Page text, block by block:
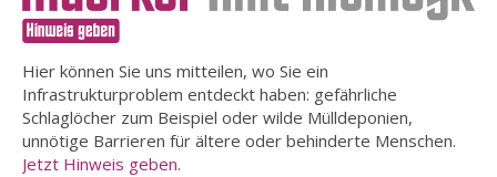
Hier können Sie uns mitteilen, wo Sie ein
Infrastrukturproblem entdeckt haben: gefährliche
Schlaglöcher zum Beispiel oder wilde Mülldeponien,
unnötige Barrieren für ältere oder behinderte Menschen.
Jetzt Hinweis geben.